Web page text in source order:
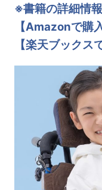
※書籍の詳細情
【Amazonで購
【楽天ブックス